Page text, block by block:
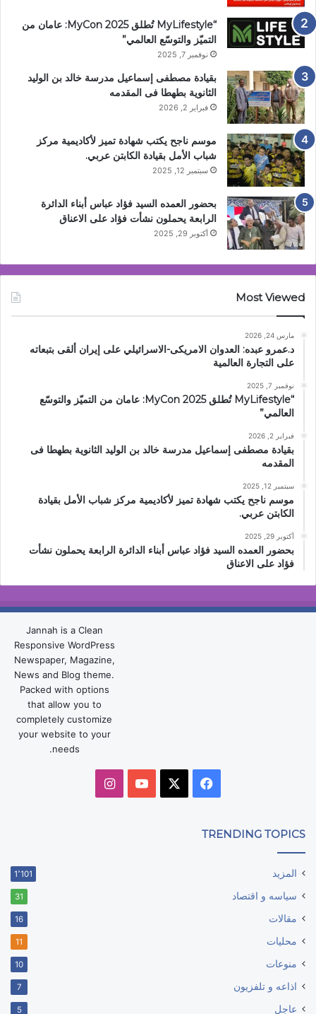
“MyLifestyle تُطلق MyCon 2025: عامان من
التميّز والتوسّع العالمي”
نوفمبر 7, 2025
بقيادة مصطفى إسماعيل مدرسة خالد بن الوليد
الثانوية بطهطا فى المقدمه
فبراير 2, 2026
موسم ناجح يكتب شهادة تميز لأكاديمية مركز
شباب الأمل بقيادة الكابتن عربي.
سبتمبر 12, 2025
بحضور العمده السيد فؤاد عباس أبناء الدائرة
الرابعة يحملون نشأت فؤاد على الاعناق
أكتوبر 29, 2025
Most Viewed
مارس 24, 2026
د.عمرو عبده: العدوان الامريكى-الاسرائيلي على إيران ألقى بتبعاته
على التجارة العالمية
نوفمبر 7, 2025
“MyLifestyle تُطلق MyCon 2025: عامان من التميّز والتوسّع
العالمي”
فبراير 2, 2026
بقيادة مصطفى إسماعيل مدرسة خالد بن الوليد الثانوية بطهطا فى
المقدمه
سبتمبر 12, 2025
موسم ناجح يكتب شهادة تميز لأكاديمية مركز شباب الأمل بقيادة
الكابتن عربي.
أكتوبر 29, 2025
بحضور العمده السيد فؤاد عباس أبناء الدائرة الرابعة يحملون نشأت
فؤاد على الاعناق
Jannah is a Clean
Responsive WordPress
Newspaper, Magazine,
News and Blog theme.
Packed with options
that allow you to
completely customize
your website to your
needs.
فيسبوك ‫YouTubeانستقرام
TRENDING TOPICS
المزيد 1٬101
سياسه و اقتصاد 31
مقالات 16
محليات 11
منوعات 10
اذاعه و تلفزيون 7
عاجل 5